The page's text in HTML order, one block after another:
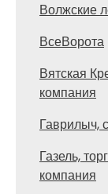
Волжские
ВсеВорота
Вятская
компания
Гаврилыч,
Газель,
компания